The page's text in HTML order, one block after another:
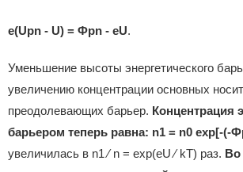
e(Upn - U) = Фpn - eU.
Уменьшение высоты энергетического
увеличению концентрации основных
преодолевающих барьер. Концентрация
барьером теперь равна: n1 = n0 exp[-(-
увеличилась в n1 ⁄ n = exp(eU ⁄ kT) раз. Во